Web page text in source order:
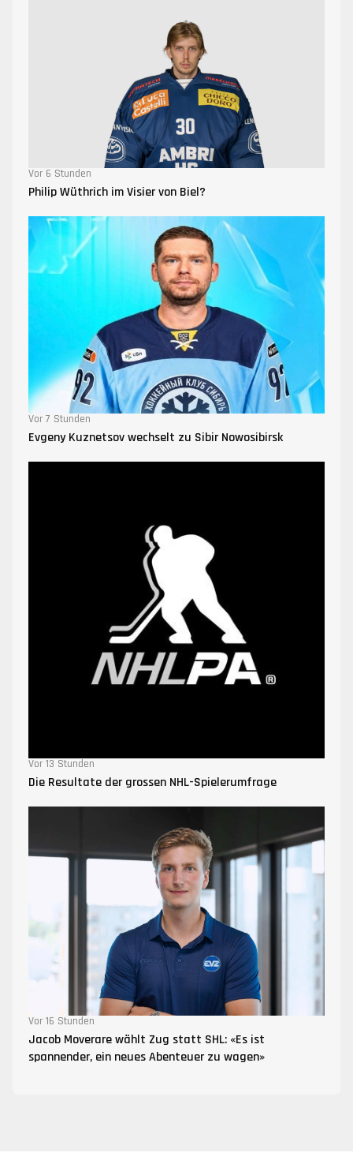
Vor 6 Stunden
Philip Wüthrich im Visier von Biel?
Vor 7 Stunden
Evgeny Kuznetsov wechselt zu Sibir Nowosibirsk
Vor 13 Stunden
Die Resultate der grossen NHL-Spielerumfrage
Vor 16 Stunden
Jacob Moverare wählt Zug statt SHL: «Es ist
spannender, ein neues Abenteuer zu wagen»